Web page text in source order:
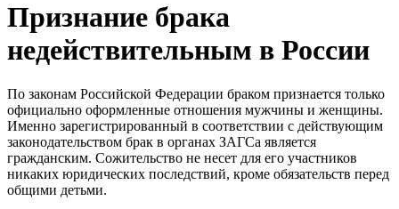
Признание брака
недействительным в России
По законам Российской Федерации браком признается только
официально оформленные отношения мужчины и женщины.
Именно зарегистрированный в соответствии с действующим
законодательством брак в органах ЗАГСа является
гражданским. Сожительство не несет для его участников
никаких юридических последствий, кроме обязательств перед
общими детьми.